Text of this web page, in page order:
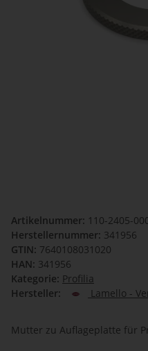
Artikelnummer: 110-2405-
Herstellernummer: 341956
GTIN: 7640108031020
HAN: 341956
Kategorie: Profilia
Hersteller:
Lamello -
Mutter zu Auflageplatte für